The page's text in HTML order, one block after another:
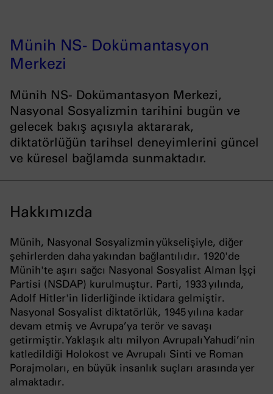
Münih NS- Dokümantasyon
Merkezi
Münih NS- Dokümantasyon Merkezi,
Nasyonal Sosyalizmin tarihini bugün ve
gelecek bakış açısıyla aktararak,
diktatörlüğün tarihsel deneyimlerini güncel
ve küresel bağlamda sunmaktadır.
Hakkımızda
Münih, Nasyonal Sosyalizmin yükselişiyle, diğer
şehirlerden daha yakından bağlantılıdır. 1920'de
Münih'te aşırı sağcı Nasyonal Sosyalist Alman İşçi
Partisi (NSDAP) kurulmuştur. Parti, 1933 yılında,
Adolf Hitler'in liderliğinde iktidara gelmiştir.
Nasyonal Sosyalist diktatörlük, 1945 yılına kadar
devam etmiş ve Avrupa’ya terör ve savaşı
getirmiştir. Yaklaşık altı milyon Avrupalı ​​Yahudi’nin
katledildiği Holokost ve Avrupalı ​​Sinti ve Roman
Porajmoları, en büyük insanlık suçları arasında yer
almaktadır.